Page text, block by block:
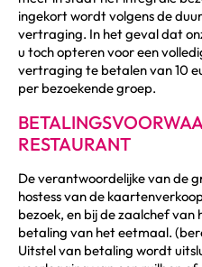
ingekort wordt volgens de
vertraging. In het geval dat
u toch opteren voor een
vertraging te betalen van 10
per bezoekende groep.
RESTAURANT
De verantwoordelijke van de
hostess van de
bezoek, en bij de zaalchef
betaling van het eetmaal.
Uitstel van betaling wordt